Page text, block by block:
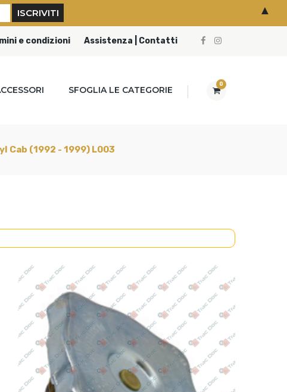
e condizioni Assistenza | Contatti
0
SFOGLIA LE CATEGORIE
Cab (1992 - 1999) L003
▲